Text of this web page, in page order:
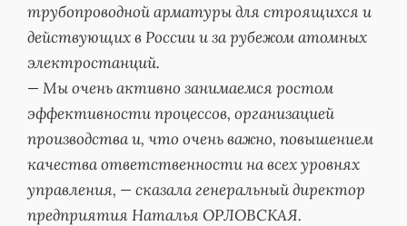
трубопроводной арматуры для строящихся и
действующих в России и за рубежом атомных
электростанций.
— Мы очень активно занимаемся ростом
эффективности процессов, организацией
производства и, что очень важно, повышением
качества ответственности на всех уровнях
управления, — сказала генеральный директор
предприятия Наталья ОРЛОВСКАЯ.